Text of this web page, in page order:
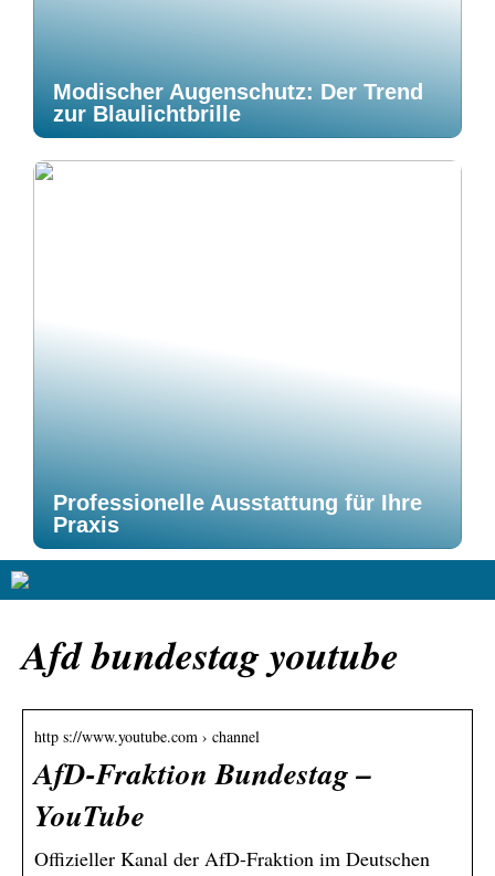
Modischer Augenschutz: Der Trend
zur Blaulichtbrille
Professionelle Ausstattung für Ihre
Praxis
Afd bundestag youtube
http s://www.youtube.com › channel
AfD-Fraktion Bundestag –
YouTube
Offizieller Kanal der AfD-Fraktion im Deutschen